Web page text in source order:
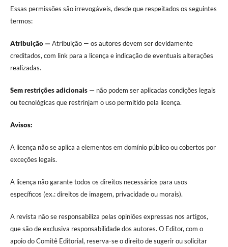
Essas permissões são irrevogáveis, desde que respeitados os seguintes
termos:
Atribuição — Atribuição — os autores devem ser devidamente
creditados, com link para a licença e indicação de eventuais alterações
realizadas.
Sem restrições adicionais — não podem ser aplicadas condições legais
ou tecnológicas que restrinjam o uso permitido pela licença.
Avisos:
A licença não se aplica a elementos em domínio público ou cobertos por
exceções legais.
A licença não garante todos os direitos necessários para usos
específicos (ex.: direitos de imagem, privacidade ou morais).
A revista não se responsabiliza pelas opiniões expressas nos artigos,
que são de exclusiva responsabilidade dos autores. O Editor, com o
apoio do Comitê Editorial, reserva-se o direito de sugerir ou solicitar